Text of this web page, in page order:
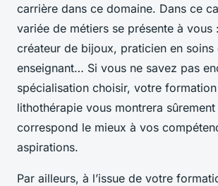
carrière dans ce domaine. Dans ce
variée de métiers se présente à vous
créateur de bijoux, praticien en soins
enseignant… Si vous ne savez pas
spécialisation choisir, votre
lithothérapie vous montrera
correspond le mieux à vos
aspirations.
Par ailleurs, à l’issue de votre